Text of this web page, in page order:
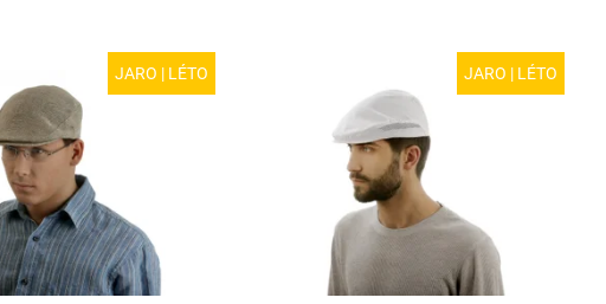
JARO | LÉTO
Režná pánská bekovka z
plátna. Perfektní
pro letní měsíce. Díky
na suchý zip vám...
Skladem
R26/S
JARO | LÉTO
MODEL: R24-1 | Moderní pánská
bekovka z bavlněného plátna. Postranní
klínky z polyesterové síťky dodávají této
bekovce vzdušnost. VARIANTY...
Skladem
R24-1/55